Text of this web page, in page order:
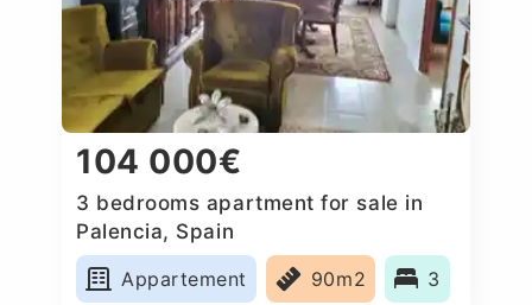
104 000€
3 bedrooms apartment for sale in
Palencia, Spain
Appartement
90m2 3